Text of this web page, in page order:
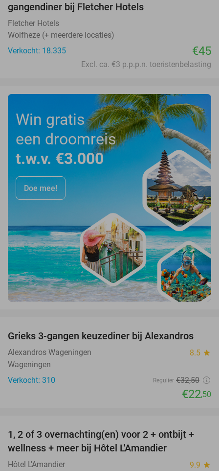
gangendiner bij Fletcher Hotels
Fletcher Hotels
Wolfheze (+ meerdere locaties)
Verkocht: 18.335
€45
Excl. ca. €3 p.p.p.n. toeristenbelasting
Win gratis
een droomreis
t.w.v. €3.000
Doe mee!
31%
Grieks 3-gangen keuzediner bij Alexandros
Alexandros Wageningen 8.5 star
Wageningen
Verkocht: 310
Regulier €32,50
€22,50
32%
TODAY
1, 2 of 3 overnachting(en) voor 2 + ontbijt +
wellness + meer bij Hôtel L'Amandier
Hôtel L'Amandier 9.9 star